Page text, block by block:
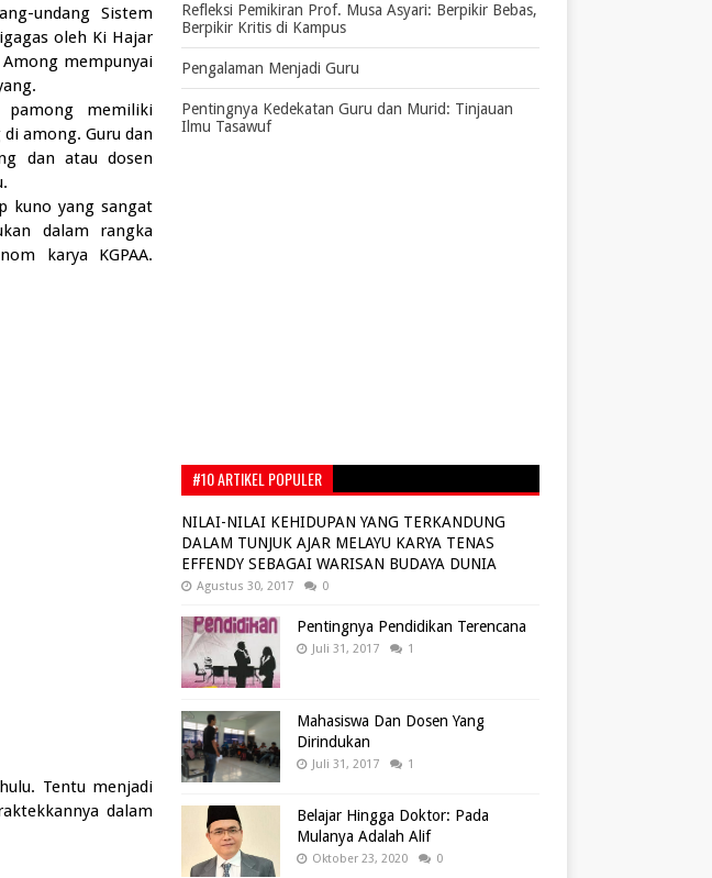
undang Sistem
oleh Ki Hajar
mempunyai
pamong memiliki
among. Guru dan
dan atau dosen
kuno yang sangat
dalam rangka
karya KGPAA.
Tentu menjadi
dalam
Refleksi Pemikiran Prof. Musa Asyari: Berpikir Bebas,
Berpikir Kritis di Kampus
Pengalaman Menjadi Guru
Pentingnya Kedekatan Guru dan Murid: Tinjauan
Ilmu Tasawuf
#10 ARTIKEL POPULER
NILAI-NILAI KEHIDUPAN YANG TERKANDUNG
DALAM TUNJUK AJAR MELAYU KARYA TENAS
EFFENDY SEBAGAI WARISAN BUDAYA DUNIA
Agustus 30, 2017 0
Pentingnya Pendidikan Terencana
Juli 31, 2017 1
Mahasiswa Dan Dosen Yang
Dirindukan
Juli 31, 2017 1
Belajar Hingga Doktor: Pada
Mulanya Adalah Alif
Oktober 23, 2020 0